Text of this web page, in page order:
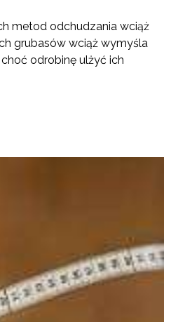
metod odchudzania wciąż
grubasów wciąż wymyśla
odrobinę ulżyć ich